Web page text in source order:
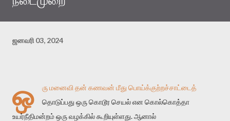
ஜனவரி 03, 2024
ஒ
ரு மனைவி தன் கணவன் மீது பொய்க்குற்றச்சாட்டைத்
தொடுப்பது ஒரு கொடூர செயல் என கொல்கொத்தா
உயர்நீதிமன்றம் ஒரு வழக்கில் கூறியுள்ளது. ஆனால்